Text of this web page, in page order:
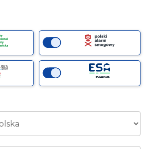
Twojej wizyty.
Jeśli odrzucisz
te pliki cookie,
niektóre
funkcje znikną
ze strony
internetowej.